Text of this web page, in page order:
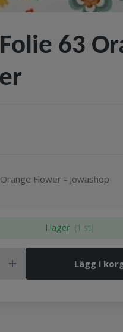
63
Flower - Jowashop
I lager (1 st)
Lägg i